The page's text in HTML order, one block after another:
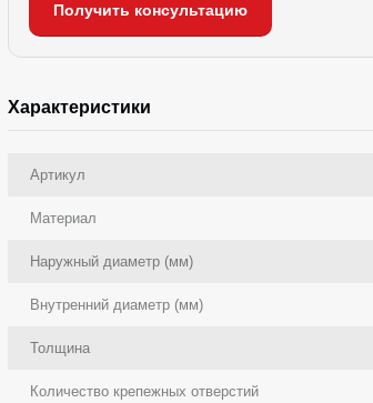
Получить консультацию
Характеристики
Артикул
Материал
Наружный диаметр (мм)
Внутренний диаметр (мм)
Толщина
Количество крепежных отверстий